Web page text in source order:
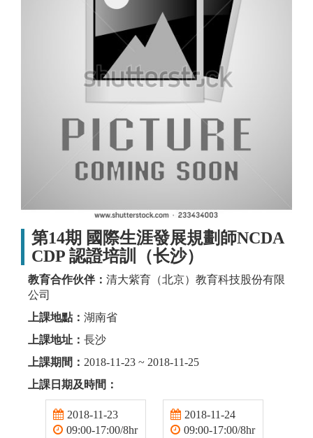
第14期 國際生涯發展規劃師NCDA
CDP 認證培訓（长沙）
教育合作伙伴： 清大紫育（北京）教育科技股份有限
公司
上課地點： 湖南省
上課地址： 長沙
上課期間： 2018-11-23 ~ 2018-11-25
上課日期及時間：
2018-11-23
09:00-17:00/8hr
2018-11-24
09:00-17:00/8hr